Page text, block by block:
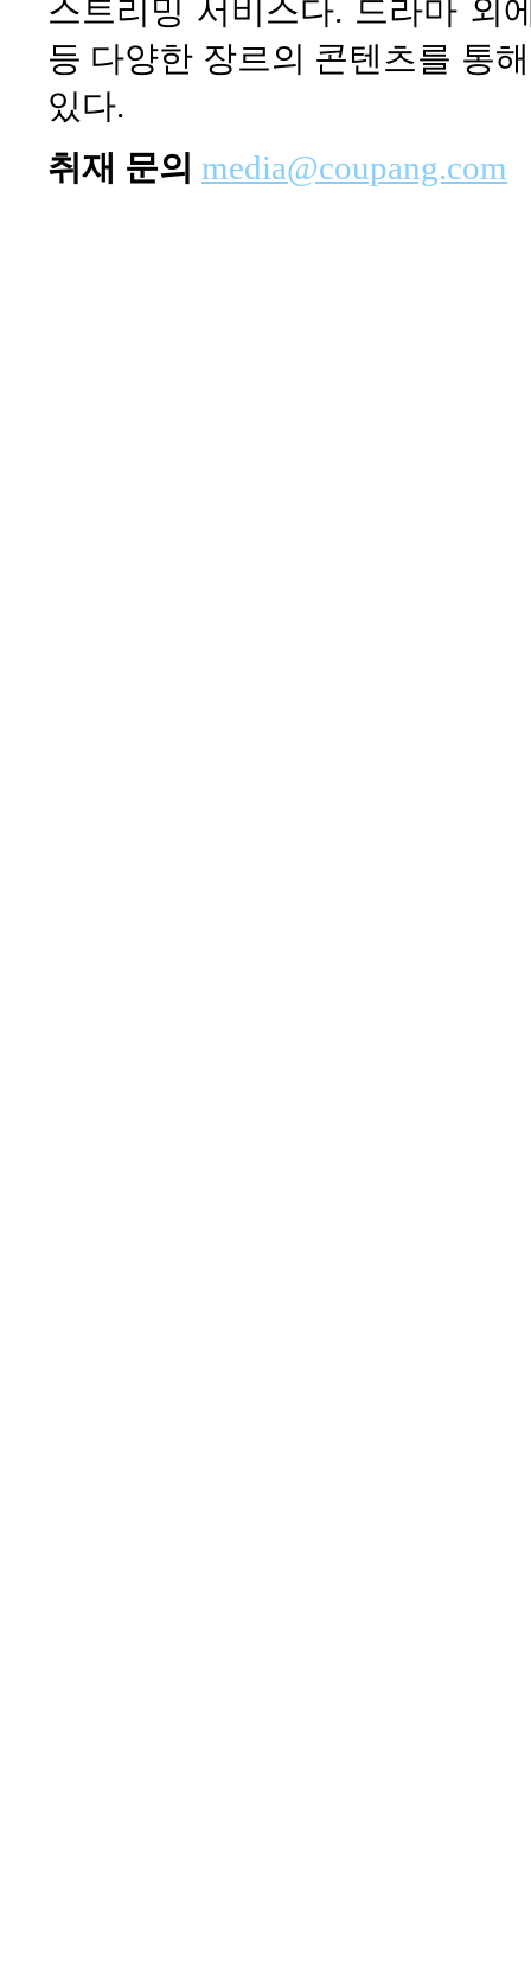
스트리밍 서비스다. 드라마 외
등 다양한 장르의 콘텐츠를 통
있다.
취재 문의 media@coupang.com